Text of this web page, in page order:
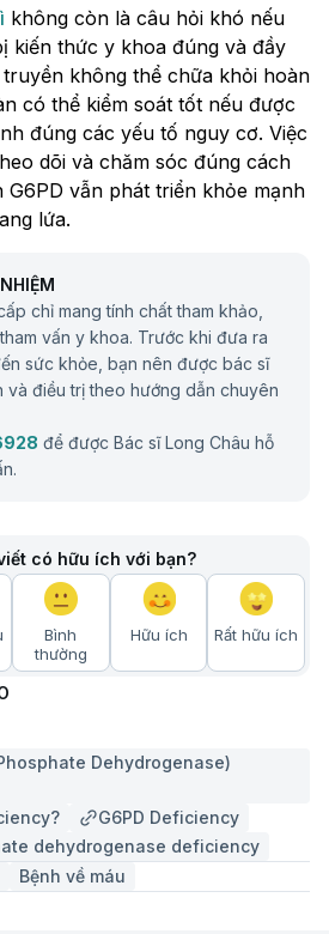
không còn là câu hỏi khó nếu
kiến thức y khoa đúng và đầy
không thể chữa khỏi hoàn
có thể kiểm soát tốt nếu được
đúng các yếu tố nguy cơ. Việc
dõi và chăm sóc đúng cách
G6PD vẫn phát triển khỏe mạnh
lứa.
chỉ mang tính chất tham khảo,
vấn y khoa. Trước khi đưa ra
sức khỏe, bạn nên được bác sĩ
và điều trị theo hướng dẫn chuyên
để được Bác sĩ Long Châu hỗ
có hữu ích với bạn?
Bình
thường
Hữu ích Rất hữu ích
Dehydrogenase)
G6PD Deficiency
dehydrogenase deficiency
Bệnh về máu